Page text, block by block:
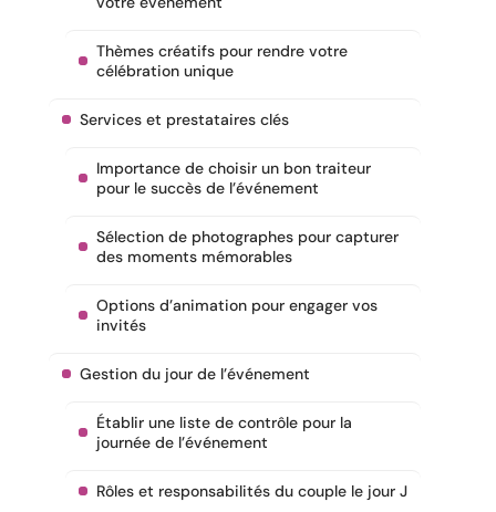
Thèmes créatifs pour rendre votre
célébration unique
Services et prestataires clés
Importance de choisir un bon traiteur
pour le succès de l’événement
Sélection de photographes pour capturer
des moments mémorables
Options d’animation pour engager vos
invités
Gestion du jour de l’événement
Établir une liste de contrôle pour la
journée de l’événement
Rôles et responsabilités du couple le jour J